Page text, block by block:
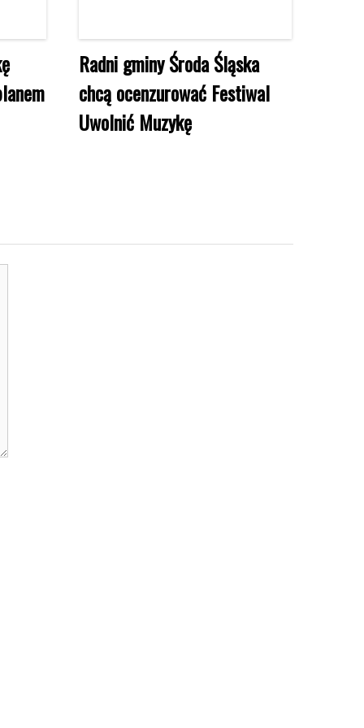
Radni gminy Środa Śląska
chcą ocenzurować Festiwal
Uwolnić Muzykę